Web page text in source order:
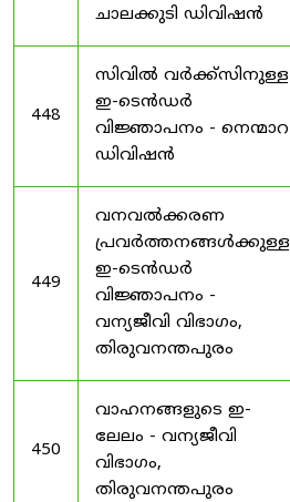
ചാലക്കുടി ഡിവിഷൻ
448
സിവിൽ വർക്ക്സിനുള്ള
ഇ-ടെൻഡർ
വിജ്ഞാപനം - നെന്മാറ
ഡിവിഷൻ
449
വനവൽക്കരണ
പ്രവർത്തനങ്ങൾക്കുള്ള
ഇ-ടെൻഡർ
വിജ്ഞാപനം -
വന്യജീവി വിഭാഗം,
തിരുവനന്തപുരം
450
വാഹനങ്ങളുടെ ഇ-
ലേലം - വന്യജീവി
വിഭാഗം,
തിരുവനന്തപുരം